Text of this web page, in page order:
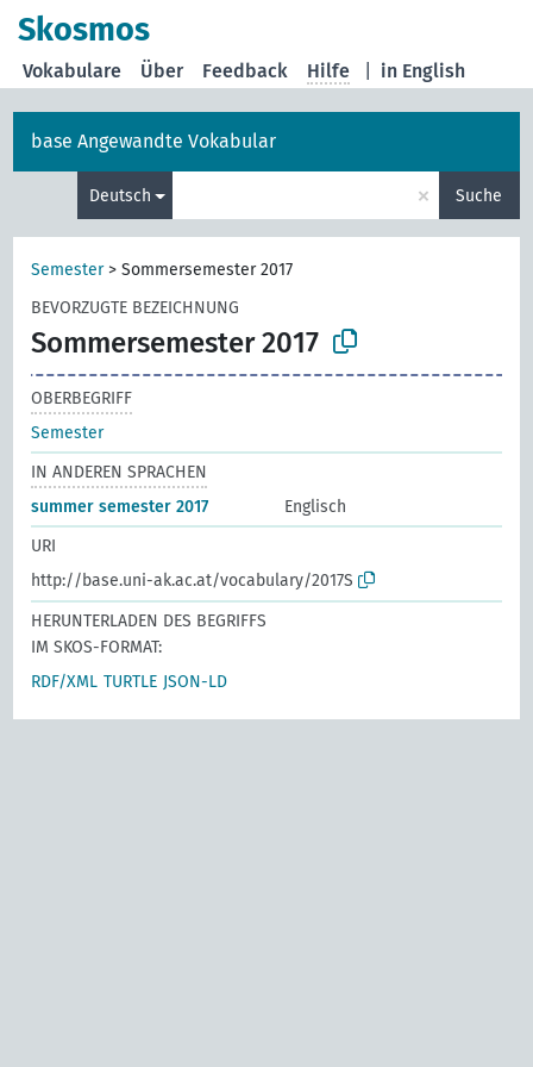
Skosmos
in English
Vokabulare Über Feedback Hilfe
base Angewandte Vokabular
Deutsch × Suche
Semester>Sommersemester 2017
BEVORZUGTE BEZEICHNUNG
Sommersemester 2017
OBERBEGRIFF
Semester
IN ANDEREN SPRACHEN
summer semester 2017
Englisch
URI
http://base.uni-ak.ac.at/vocabulary/2017S
HERUNTERLADEN DES BEGRIFFS
IM SKOS-FORMAT:
RDF/XML TURTLE JSON-LD